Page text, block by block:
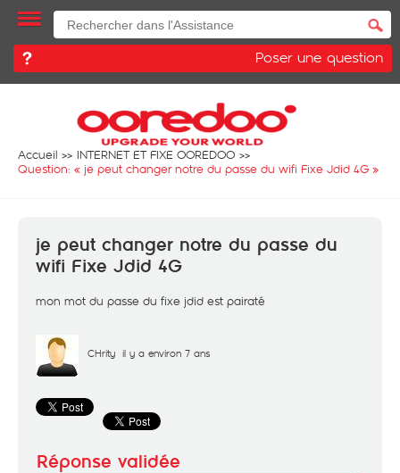
Poser une question
Accueil
INTERNET ET FIXE OOREDOO
Question: « je peut changer notre du passe du wifi Fixe Jdid 4G »
je peut changer notre du passe du
wifi Fixe Jdid 4G
mon mot du passe du fixe jdid est pairaté
CHrity il y a environ 7 ans